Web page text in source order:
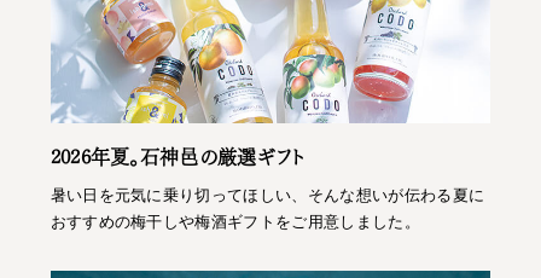
2026年夏。石神邑の厳選ギフト
暑い日を元気に乗り切ってほしい、そんな想いが伝わる夏に
おすすめの梅干しや梅酒ギフトをご用意しました。